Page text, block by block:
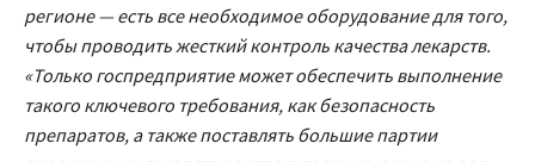
регионе — есть все необходимое оборудование для того,
чтобы проводить жесткий контроль качества лекарств.
«Только госпредприятие может обеспечить выполнение
такого ключевого требования, как безопасность
препаратов, а также поставлять большие партии